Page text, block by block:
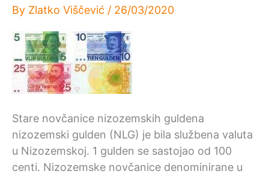
By Zlatko Viščević / 26/03/2020
Stare novčanice nizozemskih guldena
nizozemski gulden (NLG) je bila službena valuta
u Nizozemskoj. 1 gulden se sastojao od 100
centi. Nizozemske novčanice denominirane u